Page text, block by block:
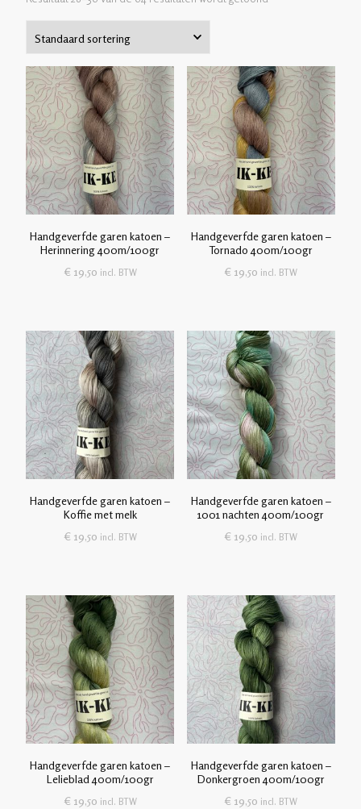
Handgeverfde garen katoen –
Herinnering 400m/100gr
€ 19,50 incl. BTW
Handgeverfde garen katoen –
Tornado 400m/100gr
€ 19,50 incl. BTW
Handgeverfde garen katoen –
Koffie met melk
€ 19,50 incl. BTW
Handgeverfde garen katoen –
1001 nachten 400m/100gr
€ 19,50 incl. BTW
Handgeverfde garen katoen –
Lelieblad 400m/100gr
€ 19,50 incl. BTW
Handgeverfde garen katoen –
Donkergroen 400m/100gr
€ 19,50 incl. BTW